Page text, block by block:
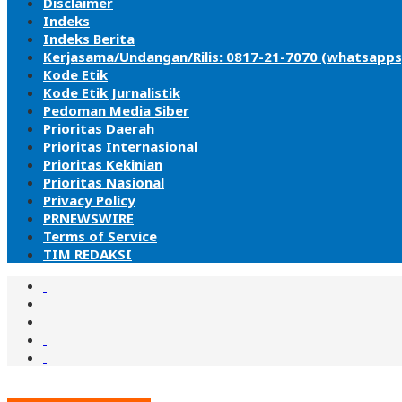
Indeks
Indeks Berita
Kerjasama/Undangan/Rilis: 0817-21-7070
Kode Etik
Kode Etik Jurnalistik
Pedoman Media Siber
Prioritas Daerah
Prioritas Internasional
Prioritas Kekinian
Prioritas Nasional
Privacy Policy
PRNEWSWIRE
Terms of Service
TIM REDAKSI